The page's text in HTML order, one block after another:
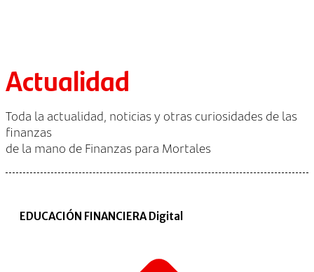
Actualidad
Toda la actualidad, noticias y otras curiosidades de las
finanzas
de la mano de Finanzas para Mortales
EDUCACIÓN FINANCIERA Digital